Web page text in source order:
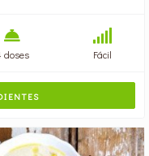
doses Fácil